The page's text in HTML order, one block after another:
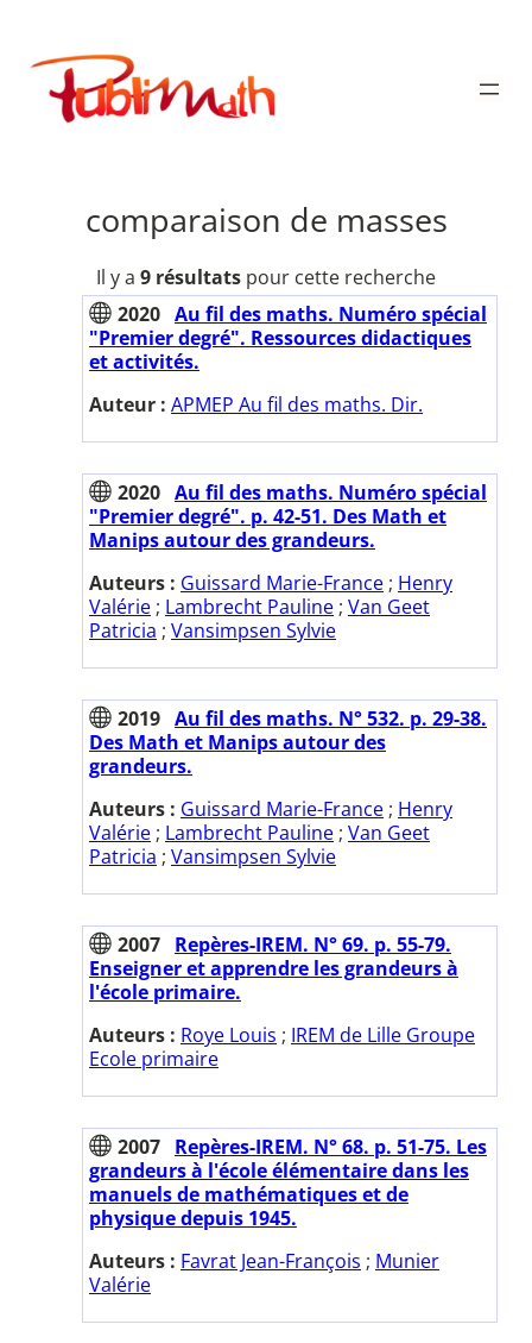
contenu
Publimath
comparaison de masses
Il y a 9 résultats pour cette recherche
2020 Au fil des maths. Numéro spécial
"Premier degré". Ressources didactiques
et activités.
Auteur : APMEP Au fil des maths. Dir.
2020 Au fil des maths. Numéro spécial
"Premier degré". p. 42-51. Des Math et
Manips autour des grandeurs.
Auteurs : Guissard Marie-France ; Henry
Valérie ; Lambrecht Pauline ; Van Geet
Patricia ; Vansimpsen Sylvie
2019 Au fil des maths. N° 532. p. 29-38.
Des Math et Manips autour des
grandeurs.
Auteurs : Guissard Marie-France ; Henry
Valérie ; Lambrecht Pauline ; Van Geet
Patricia ; Vansimpsen Sylvie
2007 Repères-IREM. N° 69. p. 55-79.
Enseigner et apprendre les grandeurs à
l'école primaire.
Auteurs : Roye Louis ; IREM de Lille Groupe
Ecole primaire
2007 Repères-IREM. N° 68. p. 51-75. Les
grandeurs à l'école élémentaire dans les
manuels de mathématiques et de
physique depuis 1945.
Auteurs : Favrat Jean-François ; Munier
Valérie